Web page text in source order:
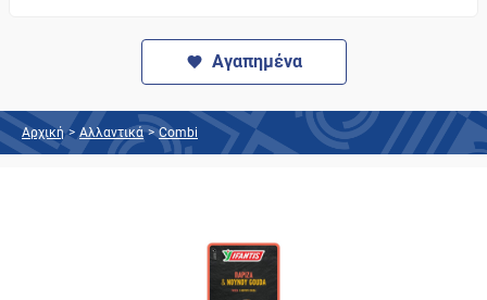
Αγαπημένα
Αρχική > Αλλαντικά > Combi